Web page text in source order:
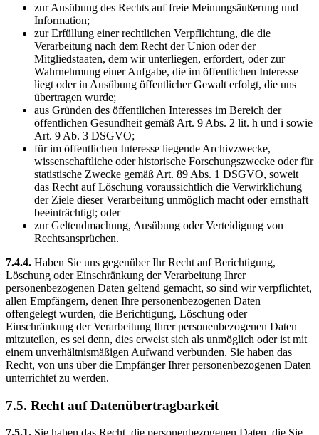
zur Ausübung des Rechts auf freie Meinungsäußerung und
Information;
zur Erfüllung einer rechtlichen Verpflichtung, die die
Verarbeitung nach dem Recht der Union oder der
Mitgliedstaaten, dem wir unterliegen, erfordert, oder zur
Wahrnehmung einer Aufgabe, die im öffentlichen Interesse
liegt oder in Ausübung öffentlicher Gewalt erfolgt, die uns
übertragen wurde;
aus Gründen des öffentlichen Interesses im Bereich der
öffentlichen Gesundheit gemäß Art. 9 Abs. 2 lit. h und i sowie
Art. 9 Ab. 3 DSGVO;
für im öffentlichen Interesse liegende Archivzwecke,
wissenschaftliche oder historische Forschungszwecke oder für
statistische Zwecke gemäß Art. 89 Abs. 1 DSGVO, soweit
das Recht auf Löschung voraussichtlich die Verwirklichung
der Ziele dieser Verarbeitung unmöglich macht oder ernsthaft
beeinträchtigt; oder
zur Geltendmachung, Ausübung oder Verteidigung von
Rechtsansprüchen.
7.4.4. Haben Sie uns gegenüber Ihr Recht auf Berichtigung,
Löschung oder Einschränkung der Verarbeitung Ihrer
personenbezogenen Daten geltend gemacht, so sind wir verpflichtet,
allen Empfängern, denen Ihre personenbezogenen Daten
offengelegt wurden, die Berichtigung, Löschung oder
Einschränkung der Verarbeitung Ihrer personenbezogenen Daten
mitzuteilen, es sei denn, dies erweist sich als unmöglich oder ist mit
einem unverhältnismäßigen Aufwand verbunden. Sie haben das
Recht, von uns über die Empfänger Ihrer personenbezogenen Daten
unterrichtet zu werden.
7.5. Recht auf Datenübertragbarkeit